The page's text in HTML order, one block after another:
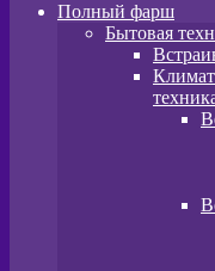
Полный фарш
Бытовая